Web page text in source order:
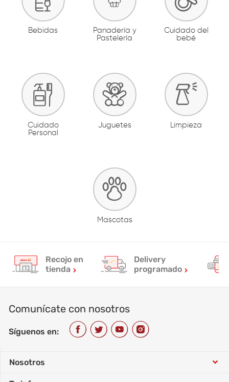
Bebidas
Panadería y
Pastelería
Cuidado del
bebé
Cuidado
Personal
Juguetes Limpieza
Mascotas
Recojo en
tienda
Delivery
programado
Comunícate con nosotros
Síguenos en:
Nosotros